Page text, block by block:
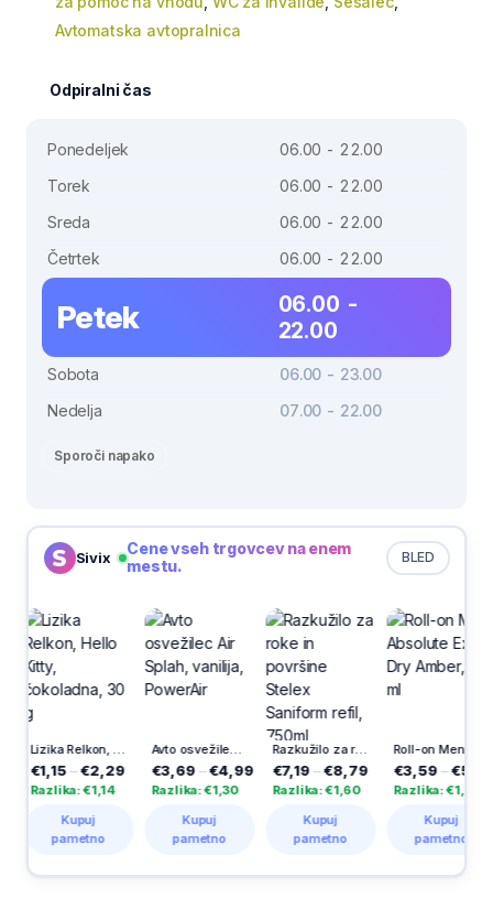
Avtomatska avtopralnica
Odpiralni čas
Ponedeljek
06.00 - 22.00
Torek
06.00 - 22.00
Sreda
06.00 - 22.00
Četrtek
06.00 - 22.00
Petek
06.00 -
22.00
Sobota
06.00 - 23.00
Nedelja
07.00 - 22.00
Sporoči napako
Sivix BLED
Cene vseh trgovcev na enem
mestu.
Lizika Relkon, Hello Kitty, čokoladna, 30 g
–€2,29
€1,14
pametno
Avto osvežilec Air Splah, vanilija, PowerAir
€3,69 –€4,99
Razlika: €1,30
pametno
Razkužilo za roke in površine Stelex Saniform refil, 750ml
€7,19 –€8,79
Razlika: €1,60
pametno
Roll-on Men Absolute Extra Dry Amber, 50 ml
€3,59 –€5,09
Razlika: €1,50
pametno